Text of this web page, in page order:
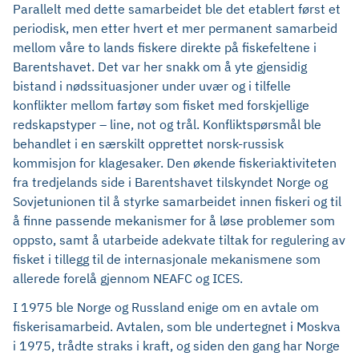
Parallelt med dette samarbeidet ble det etablert først et
periodisk, men etter hvert et mer permanent samarbeid
mellom våre to lands fiskere direkte på fiskefeltene i
Barentshavet. Det var her snakk om å yte gjensidig
bistand i nødssituasjoner under uvær og i tilfelle
konflikter mellom fartøy som fisket med forskjellige
redskapstyper – line, not og trål. Konfliktspørsmål ble
behandlet i en særskilt opprettet norsk-russisk
kommisjon for klagesaker. Den økende fiskeriaktiviteten
fra tredjelands side i Barentshavet tilskyndet Norge og
Sovjetunionen til å styrke samarbeidet innen fiskeri og til
å finne passende mekanismer for å løse problemer som
oppsto, samt å utarbeide adekvate tiltak for regulering av
fisket i tillegg til de internasjonale mekanismene som
allerede forelå gjennom NEAFC og ICES.
I 1975 ble Norge og Russland enige om en avtale om
fiskerisamarbeid. Avtalen, som ble undertegnet i Moskva
i 1975, trådte straks i kraft, og siden den gang har Norge